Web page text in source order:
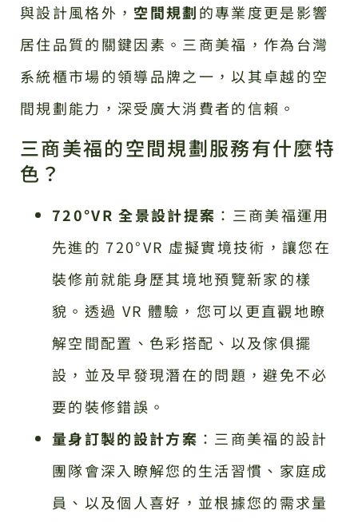
與設計風格外， 空間規劃的專業度更是影響
居住品質的關鍵因素。三商美福，作為台灣
系統櫃市場的領導品牌之一，以其卓越的空
間規劃能力，深受廣大消費者的信賴。
三商美福的空間規劃服務有什麼特
色？
720°VR 全景設計提案 ：三商美福運用
先進的 720°VR 虛擬實境技術，讓您在
裝修前就能身歷其境地預覽新家的樣
貌。透過 VR 體驗，您可以更直觀地瞭
解空間配置、色彩搭配、以及傢俱擺
設，並及早發現潛在的問題，避免不必
要的裝修錯誤。
量身訂製的設計方案 ：三商美福的設計
團隊會深入瞭解您的生活習慣、家庭成
員、以及個人喜好，並根據您的需求量